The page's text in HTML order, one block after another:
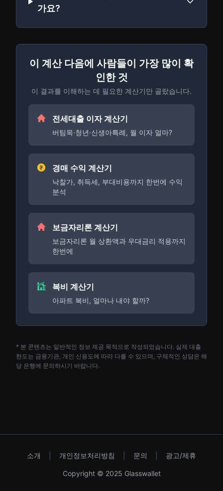
가요?
이 계산 다음에 사람들이 가장 많이 확
인한 것
이 결과를 이해하는 데 필요한 계산기만 골랐습니다.
전세대출 이자 계산기
버팀목·청년·신생아특례, 월 이자 얼마?
경매 수익 계산기
낙찰가, 취득세, 부대비용까지 한번에 수익
분석
보금자리론 계산기
보금자리론 월 상환액과 우대금리 적용까지
한번에
복비 계산기
아파트 복비, 얼마나 내야 할까?
* 본 콘텐츠는 일반적인 정보 제공 목적으로 작성되었습니다. 실제 대출
한도는 금융기관, 개인 신용도에 따라 다를 수 있으며, 구체적인 상담은 해
당 은행에 문의하시기 바랍니다.
소개 개인정보처리방침 문의 광고/제휴
Copyright © 2025 Glasswallet